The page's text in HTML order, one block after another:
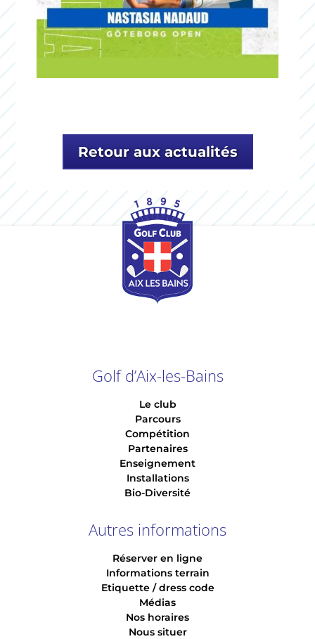
Retour aux actualités
Golf d’Aix-les-Bains
Le club
Parcours
Compétition
Partenaires
Enseignement
Installations
Bio-Diversité
Autres informations
Réserver en ligne
Informations terrain
Etiquette / dress code
Médias
Nos horaires
Nous situer